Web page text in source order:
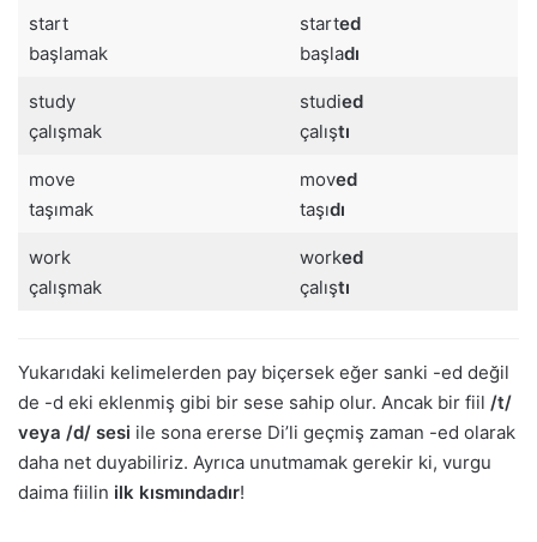
start
başlamak
started
başladı
study
çalışmak
studied
çalıştı
move
taşımak
moved
taşıdı
work
çalışmak
worked
çalıştı
Yukarıdaki kelimelerden pay biçersek eğer sanki -ed değil
de -d eki eklenmiş gibi bir sese sahip olur. Ancak bir fiil /t/
veya /d/ sesi ile sona ererse Di’li geçmiş zaman -ed olarak
daha net duyabiliriz. Ayrıca unutmamak gerekir ki, vurgu
daima fiilin ilk kısmındadır!